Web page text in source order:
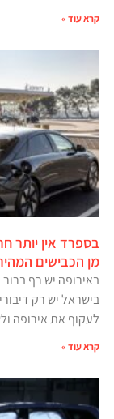
קרא עוד »
מן הכבישים
באירופה יש רף
בישראל יש רק
לעקוף את אירופה
קרא עוד »